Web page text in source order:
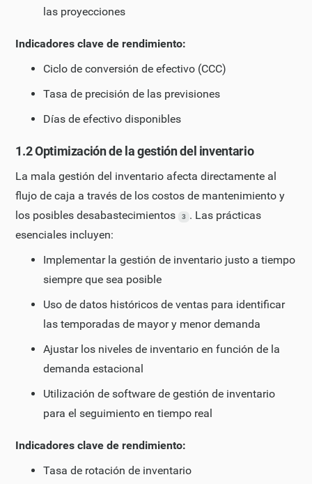
las proyecciones
Indicadores clave de rendimiento:
Ciclo de conversión de efectivo (CCC)
Tasa de precisión de las previsiones
Días de efectivo disponibles
1.2 Optimización de la gestión del inventario
La mala gestión del inventario afecta directamente al
flujo de caja a través de los costos de mantenimiento y
los posibles desabastecimientos
3
. Las prácticas
esenciales incluyen:
Implementar la gestión de inventario justo a tiempo
siempre que sea posible
Uso de datos históricos de ventas para identificar
las temporadas de mayor y menor demanda
Ajustar los niveles de inventario en función de la
demanda estacional
Utilización de software de gestión de inventario
para el seguimiento en tiempo real
Indicadores clave de rendimiento:
Tasa de rotación de inventario